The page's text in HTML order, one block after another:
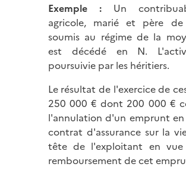
Exemple :Un
agricole, marié et père
soumis au régime de la
est décédé en N.
poursuivie par les héritiers.
Le résultat de l'exercice de
250 000 € dont 200 000 €
l'annulation d'un emprunt
contrat d'assurance sur la
tête de l'exploitant en
remboursement de cet